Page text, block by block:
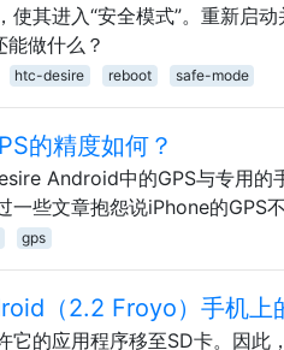
使其进入“安全模式”。重新启
能做什么？
htc-desire reboot safe-mode
的精度如何？
Android中的GPS与专用的
一些文章抱怨说iPhone的GPS
gps
（2.2 Froyo）手机上
它的应用程序移至SD卡。因